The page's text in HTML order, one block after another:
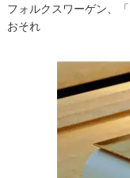
フォルクスワーゲン、
おそれ